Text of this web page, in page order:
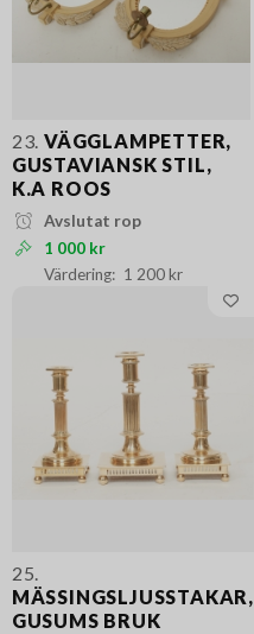
23. VÄGGLAMPETTER,
GUSTAVIANSK STIL,
K.A ROOS
Avslutat rop
1 000 kr
1 200 kr
25.
MÄSSINGSLJUSSTAKAR,
GUSUMS BRUK